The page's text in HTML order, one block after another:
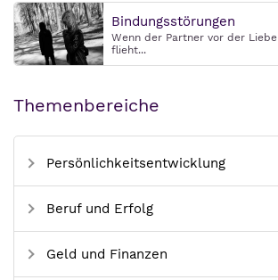
Bindungsstörungen
Wenn der Partner vor der Liebe
flieht...
Themenbereiche
Persönlichkeitsentwicklung
Beruf und Erfolg
Geld und Finanzen